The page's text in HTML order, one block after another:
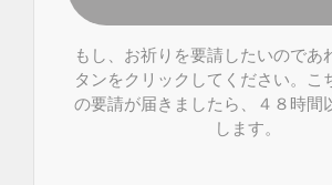
もし、お祈りを要請したいのであ
タンをクリックしてください。こ
の要請が届きましたら、４８時間
します。